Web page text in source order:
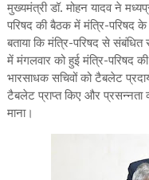
मुख्यमंत्री डॉ. मोहन यादव ने
परिषद की बैठक में मंत्रि-परिषद
बताया कि मंत्रि-परिषद से
में मंगलवार को हुई मंत्रि-परिषद
भारसाधक सचिवों को टैबलेट
टैबलेट प्राप्त किए और प्रसन्नता
माना।